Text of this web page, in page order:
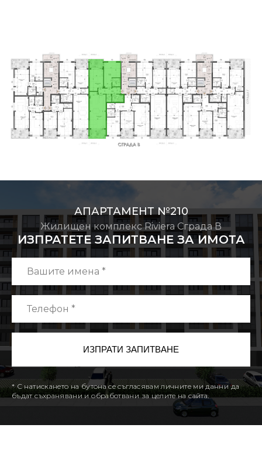
АПАРТАМЕНТ №210
Жилищен комплекс Riviera Сграда В
ИЗПРАТЕТЕ ЗАПИТВАНЕ ЗА ИМОТА
* С натискането на бутона се съгласявам личните ми данни да
бъдат съхранявани и обработвани за целите на сайта.